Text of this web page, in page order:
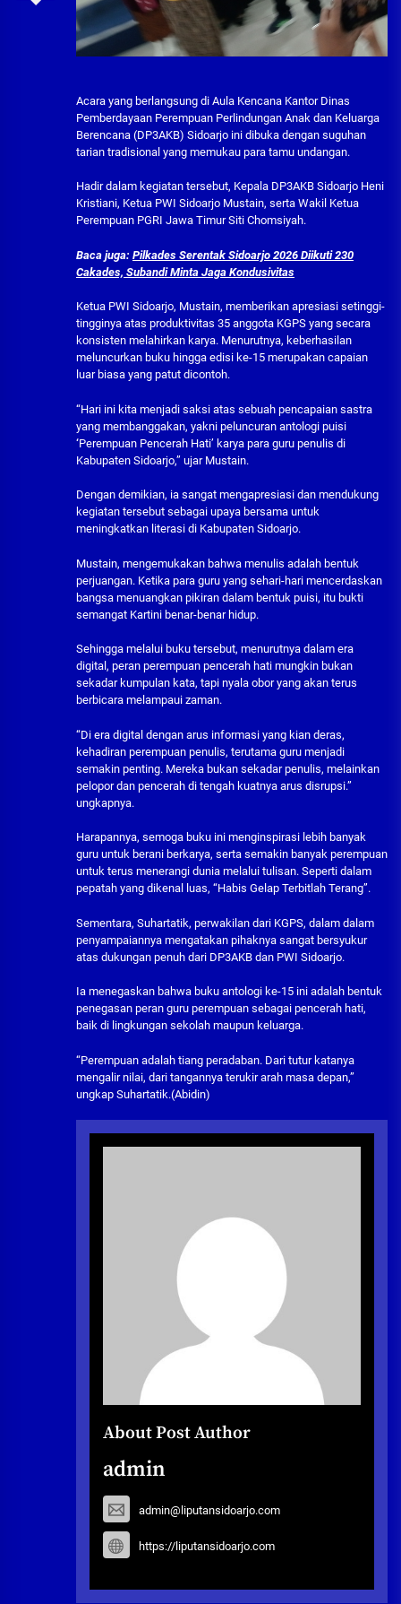
Acara yang berlangsung di Aula Kencana Kantor Dinas
Pemberdayaan Perempuan Perlindungan Anak dan Keluarga
Berencana (DP3AKB) Sidoarjo ini dibuka dengan suguhan
tarian tradisional yang memukau para tamu undangan.
Hadir dalam kegiatan tersebut, Kepala DP3AKB Sidoarjo Heni
Kristiani, Ketua PWI Sidoarjo Mustain, serta Wakil Ketua
Perempuan PGRI Jawa Timur Siti Chomsiyah.
Baca juga: Pilkades Serentak Sidoarjo 2026 Diikuti 230
Cakades, Subandi Minta Jaga Kondusivitas
Ketua PWI Sidoarjo, Mustain, memberikan apresiasi setinggi-
tingginya atas produktivitas 35 anggota KGPS yang secara
konsisten melahirkan karya. Menurutnya, keberhasilan
meluncurkan buku hingga edisi ke-15 merupakan capaian
luar biasa yang patut dicontoh.
“Hari ini kita menjadi saksi atas sebuah pencapaian sastra
yang membanggakan, yakni peluncuran antologi puisi
‘Perempuan Pencerah Hati’ karya para guru penulis di
Kabupaten Sidoarjo,” ujar Mustain.
Dengan demikian, ia sangat mengapresiasi dan mendukung
kegiatan tersebut sebagai upaya bersama untuk
meningkatkan literasi di Kabupaten Sidoarjo.
Mustain, mengemukakan bahwa menulis adalah bentuk
perjuangan. Ketika para guru yang sehari-hari mencerdaskan
bangsa menuangkan pikiran dalam bentuk puisi, itu bukti
semangat Kartini benar-benar hidup.
Sehingga melalui buku tersebut, menurutnya dalam era
digital, peran perempuan pencerah hati mungkin bukan
sekadar kumpulan kata, tapi nyala obor yang akan terus
berbicara melampaui zaman.
“Di era digital dengan arus informasi yang kian deras,
kehadiran perempuan penulis, terutama guru menjadi
semakin penting. Mereka bukan sekadar penulis, melainkan
pelopor dan pencerah di tengah kuatnya arus disrupsi.”
ungkapnya.
Harapannya, semoga buku ini menginspirasi lebih banyak
guru untuk berani berkarya, serta semakin banyak perempuan
untuk terus menerangi dunia melalui tulisan. Seperti dalam
pepatah yang dikenal luas, “Habis Gelap Terbitlah Terang”.
Sementara, Suhartatik, perwakilan dari KGPS, dalam dalam
penyampaiannya mengatakan pihaknya sangat bersyukur
atas dukungan penuh dari DP3AKB dan PWI Sidoarjo.
Ia menegaskan bahwa buku antologi ke-15 ini adalah bentuk
penegasan peran guru perempuan sebagai pencerah hati,
baik di lingkungan sekolah maupun keluarga.
“Perempuan adalah tiang peradaban. Dari tutur katanya
mengalir nilai, dari tangannya terukir arah masa depan,”
ungkap Suhartatik.(Abidin)
About Post Author
admin
admin@liputansidoarjo.com
https://liputansidoarjo.com